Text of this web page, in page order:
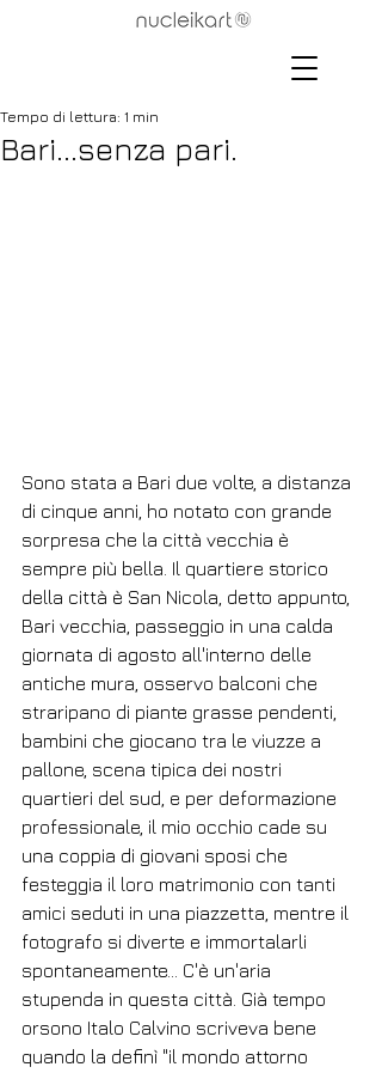
Bari...senza pari.
Tempo di lettura: 1 min
Sono stata a Bari due volte, a distanza
di cinque anni, ho notato con grande
sorpresa che la città vecchia è
sempre più bella. Il quartiere storico
della città è San Nicola, detto appunto,
Bari vecchia, passeggio in una calda
giornata di agosto all'interno delle
antiche mura, osservo balconi che
straripano di piante grasse pendenti,
bambini che giocano tra le viuzze a
pallone, scena tipica dei nostri
quartieri del sud, e per deformazione
professionale, il mio occhio cade su
una coppia di giovani sposi che
festeggia il loro matrimonio con tanti
amici seduti in una piazzetta, mentre il
fotografo si diverte e immortalarli
spontaneamente… C'è un'aria
stupenda in questa città. Già tempo
orsono Italo Calvino scriveva bene
quando la definì "il mondo attorno